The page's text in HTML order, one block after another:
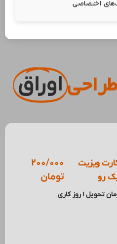
اختصاصی
اوراق
ویزیت
رو
200/000
تومان
تحویل 1 روز کاری